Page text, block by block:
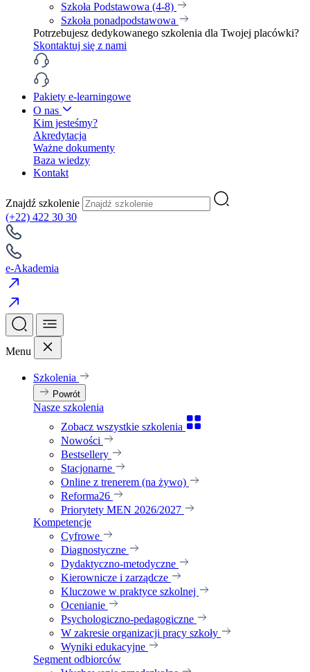
Szkoła Podstawowa (4-8)
Szkoła ponadpodstawowa
Potrzebujesz dedykowanego szkolenia dla Twojej placówki?
Skontaktuj się z nami
Pakiety e-learningowe
O nas
Kim jesteśmy?
Akredytacja
Ważne dokumenty
Baza wiedzy
Kontakt
Znajdź szkolenie
(+22) 422 30 30
e-Akademia
Menu
Szkolenia
Powrót
Nasze szkolenia
Zobacz wszystkie szkolenia
Nowości
Bestsellery
Stacjonarne
Online z trenerem (na żywo)
Reforma26
Priorytety MEN 2026/2027
Kompetencje
Cyfrowe
Diagnostyczne
Dydaktyczno-metodyczne
Kierownicze i zarządcze
Kluczowe w praktyce szkolnej
Ocenianie
Psychologiczno-pedagogiczne
W zakresie organizacji pracy szkoły
Wyniki edukacyjne
Segment odbiorców